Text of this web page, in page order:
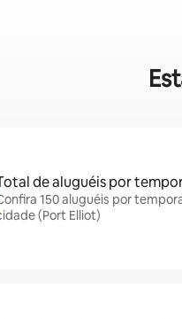
de aluguéis por
150 aluguéis por
(Port Elliot)